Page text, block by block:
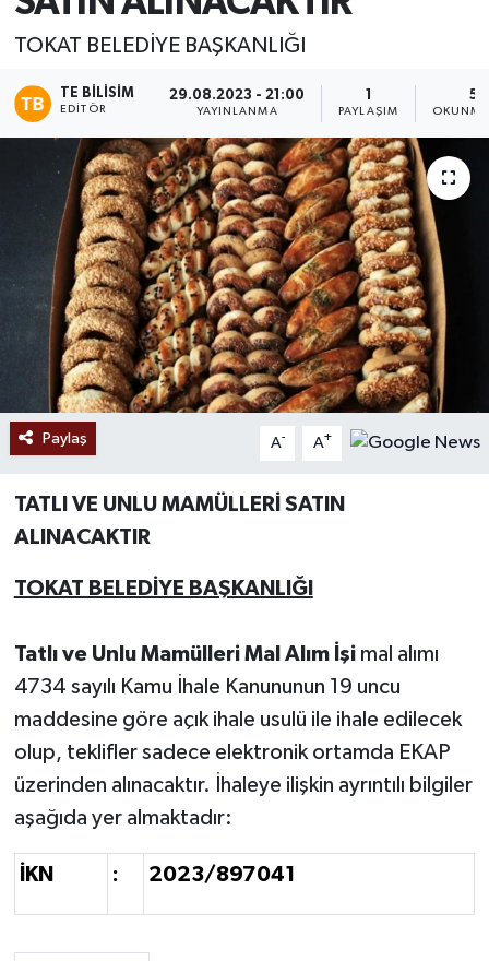
TOKAT BELEDİYE BAŞKANLIĞI
TE BILISIM
EDITÖR
29.08.2023 - 21:00
YAYINLANMA
1
PAYLAŞIM
5
Paylaş A- A+
TATLI VE UNLU MAMÜLLERİ SATIN
ALINACAKTIR
TOKAT BELEDİYE BAŞKANLIĞI
Tatlı ve Unlu Mamülleri Mal Alım İşimal alımı
4734 sayılı Kamu İhale Kanununun 19 uncu
maddesine göre açık ihale usulü ile ihale edilecek
olup, teklifler sadece elektronik ortamda EKAP
üzerinden alınacaktır. İhaleye ilişkin ayrıntılı bilgiler
aşağıda yer almaktadır:
İKN : 2023/897041
Ekonomi
Sağlık
Tokat Haber